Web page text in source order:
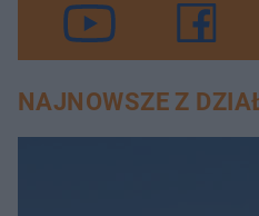
NAJNOWSZE Z